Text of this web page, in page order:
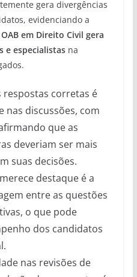
gera divergências
evidenciando a
em Direito Civil gera
e especialistasna
corretas é
discussões, com
que as
deveriam ser mais
suas decisões.
destaque é a
entre as questões
o que pode
dos candidatos
nas revisões de